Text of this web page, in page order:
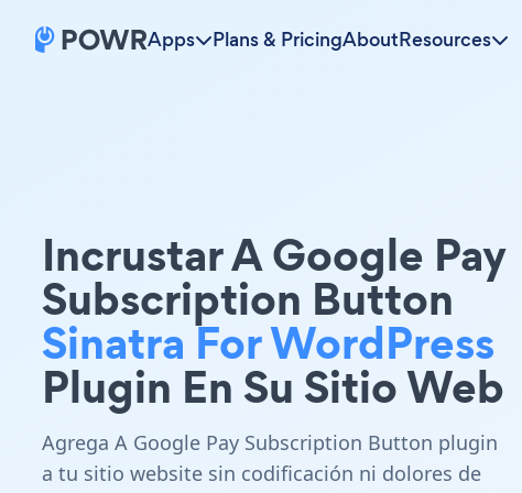
Apps Plans & PricingAboutResources
Incrustar A Google Pay
Subscription Button
Sinatra For WordPress
Plugin En Su Sitio Web
Agrega A Google Pay Subscription Button plugin
a tu sitio website sin codificación ni dolores de